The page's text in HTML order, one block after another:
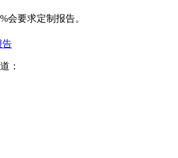
会要求定制报告。
告
：